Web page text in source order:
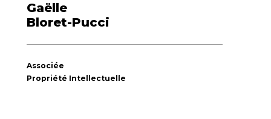
Gaëlle
Bloret-Pucci
Associée
Propriété Intellectuelle